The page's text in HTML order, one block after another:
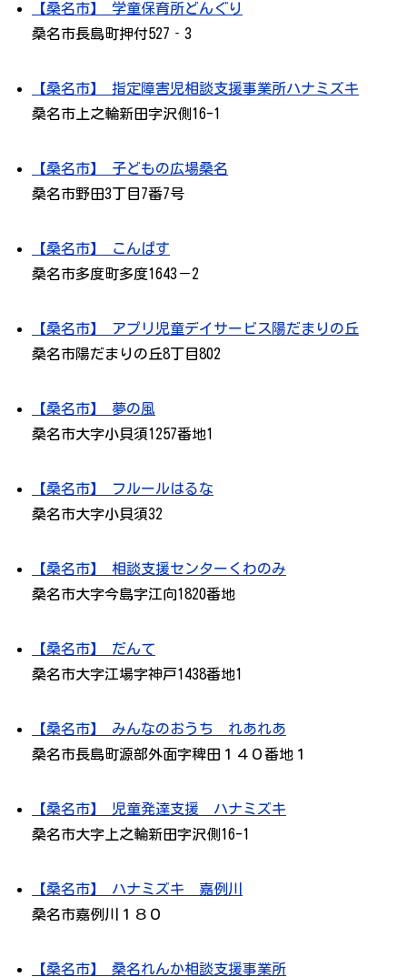
【桑名市】 学童保育所どんぐり
桑名市長島町押付527‐3
【桑名市】 指定障害児相談支援事業所ハナミズキ
桑名市上之輪新田字沢側16-1
【桑名市】 子どもの広場桑名
桑名市野田3丁目7番7号
【桑名市】 こんぱす
桑名市多度町多度1643－2
【桑名市】 アプリ児童デイサービス陽だまりの丘
桑名市陽だまりの丘8丁目802
【桑名市】 夢の風
桑名市大字小貝須1257番地1
【桑名市】 フルールはるな
桑名市大字小貝須32
【桑名市】 相談支援センターくわのみ
桑名市大字今島字江向1820番地
【桑名市】 だんて
桑名市大字江場字神戸1438番地1
【桑名市】 みんなのおうち れあれあ
桑名市長島町源部外面字稗田１４０番地１
【桑名市】 児童発達支援 ハナミズキ
桑名市大字上之輪新田字沢側16-1
【桑名市】 ハナミズキ 嘉例川
桑名市嘉例川１８０
【桑名市】 桑名れんか相談支援事業所